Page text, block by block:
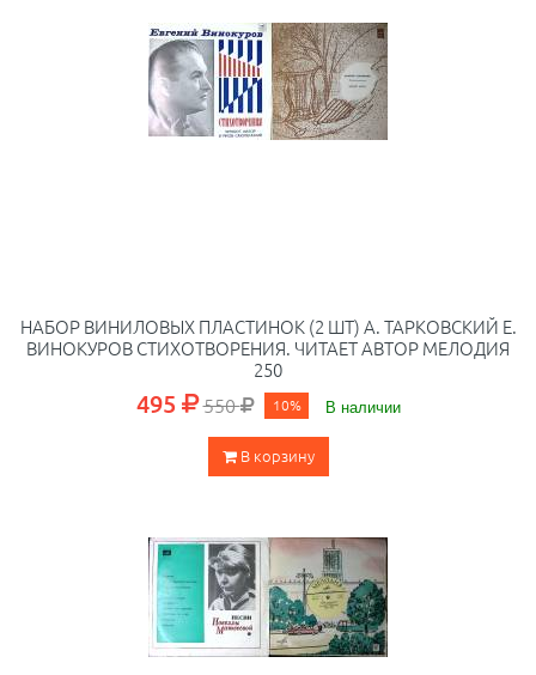
НАБОР ВИНИЛОВЫХ ПЛАСТИНОК (2 ШТ) А. ТАРКОВСКИЙ Е.
ВИНОКУРОВ СТИХОТВОРЕНИЯ. ЧИТАЕТ АВТОР МЕЛОДИЯ
250
495 550 10% В наличии
В корзину